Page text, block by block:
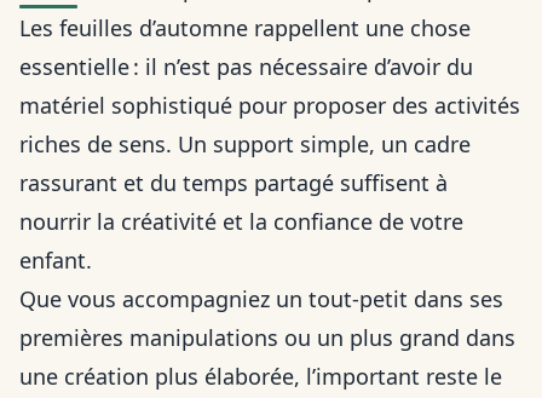
Les feuilles d’automne rappellent une chose
essentielle : il n’est pas nécessaire d’avoir du
matériel sophistiqué pour proposer des activités
riches de sens. Un support simple, un cadre
rassurant et du temps partagé suffisent à
nourrir la créativité et la confiance de votre
enfant.
Que vous accompagniez un tout-petit dans ses
premières manipulations ou un plus grand dans
une création plus élaborée, l’important reste le